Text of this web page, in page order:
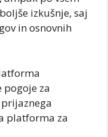
izkušnje, saj
in osnovnih
za
platforma za